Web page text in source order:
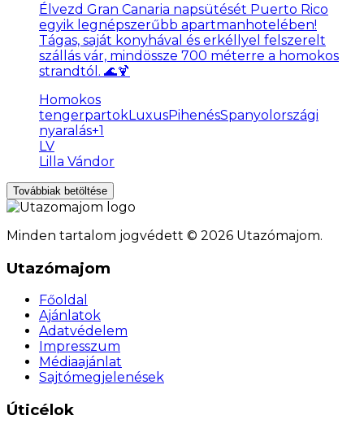
Élvezd Gran Canaria napsütését Puerto Rico
egyik legnépszerűbb apartmanhotelében!
Tágas, saját konyhával és erkéllyel felszerelt
szállás vár, mindössze 700 méterre a homokos
strandtól. 🌊🍹
Homokos
tengerpartokLuxusPihenésSpanyolországi
nyaralás+1
LV
Lilla Vándor
Továbbiak betöltése
Minden tartalom jogvédett © 2026 Utazómajom.
Utazómajom
Főoldal
Ajánlatok
Adatvédelem
Impresszum
Médiaajánlat
Sajtómegjelenések
Úticélok